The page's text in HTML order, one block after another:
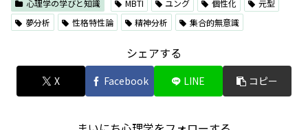
心理学の学びと知識 MBTI ユング 個性化
元型
夢分析
性格特性論 精神分析 集合的無意識
シェアする
X Facebook LINE コピー